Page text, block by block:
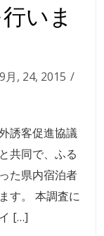
いま
9月, 24, 2015
誘客促進協議
共同で、ふる
た県内宿泊者
す。 本調査に
[…]